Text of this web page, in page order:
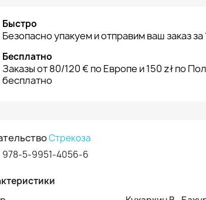
Быстро
Безопасно упакуем и отправим ваш заказ
Бесплатно
Заказы от 80/120 € по Европе и 150 zł по
бесплатно
Стрекоза
978-5-9951-4056-6